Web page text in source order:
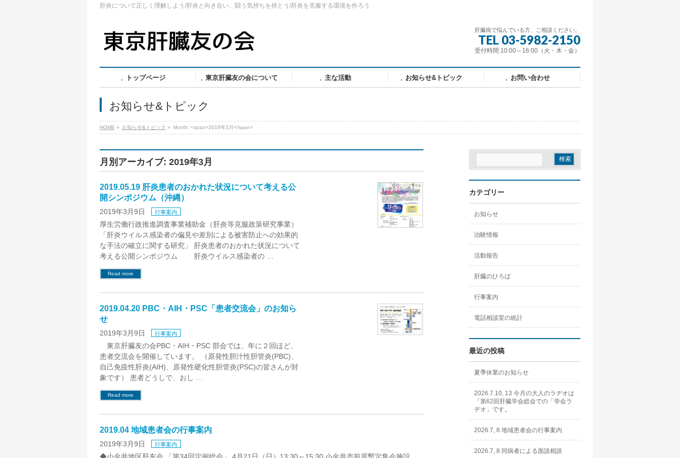
肝炎について正しく理解しよう/肝炎と向き合い、闘う気持ちを持とう/肝炎を克服する環境を作ろう
肝臓病で悩んでいる方、ご相談ください。
TEL 03-5982-2150
受付時間 10:00～16:00（火・木・金）
トップページ 東京肝臓友の会について 主な活動 お知らせ&トピック お問い合わせ
お知らせ&トピック
HOME » お知らせ&トピック » Month: <span>2019年3月</span>
月別アーカイブ: 2019年3月
2019.05.19 肝炎患者のおかれた状況について考える公
開シンポジウム（沖縄）
2019年3月9日 行事案内
厚生労働行政推進調査事業補助金（肝炎等克服政策研究事業）
「肝炎ウイルス感染者の偏見や差別による被害防止への効果的
な手法の確立に関する研究」 肝炎患者のおかれた状況について
考える公開シンポジウム 肝炎ウイルス感染者の …
Read more
2019.04.20 PBC・AIH・PSC「患者交流会」のお知ら
せ
2019年3月9日 行事案内
東京肝臓友の会PBC・AIH・PSC 部会では、年に２回ほど、
患者交流会を開催しています。 （原発性胆汁性胆管炎(PBC)、
⾃⼰免疫性肝炎(AIH)、原発性硬化性胆管炎(PSC)の皆さんが対
象です） 患者どうしで、おし …
Read more
2019.04 地域患者会の行事案内
2019年3月9日 行事案内
カテゴリー
お知らせ
治験情報
活動報告
肝臓のひろば
行事案内
電話相談室の統計
最近の投稿
夏季休業のお知らせ
2026.7.10, 13 今月の大人のラヂオは
「第62回肝臓学会総会での「学会ラ
ヂオ」です。
2026.7, 8 地域患者会の行事案内
2026.7, 8 同病者による面談相談